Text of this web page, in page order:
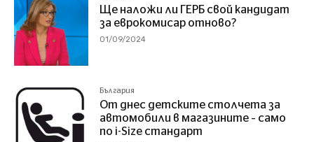
Ще наложи ли ГЕРБ свой кандидат
за еврокомисар отново?
01/09/2024
България
От днес детските столчета за
автомобили в магазините – само
по i-Size стандарт